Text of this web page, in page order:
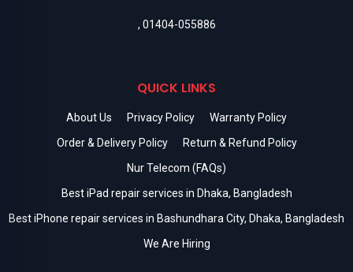
, 01404-055886
QUICK LINKS
About Us Privacy Policy
Warranty Policy
Order & Delivery Policy
Return & Refund Policy
Nur Telecom (FAQs)
Best iPad repair services in Dhaka, Bangladesh
Best iPhone repair services in Bashundhara City, Dhaka, Bangladesh
We Are Hiring